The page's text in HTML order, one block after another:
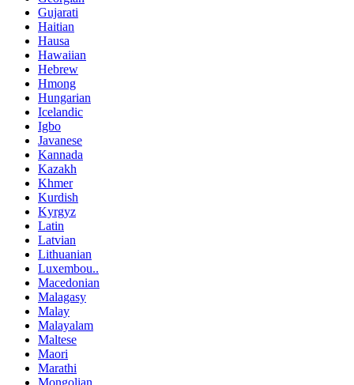
Gujarati
Haitian
Hausa
Hawaiian
Hebrew
Hmong
Hungarian
Icelandic
Igbo
Javanese
Kannada
Kazakh
Khmer
Kurdish
Kyrgyz
Latin
Latvian
Lithuanian
Luxembou..
Macedonian
Malagasy
Malay
Malayalam
Maltese
Maori
Marathi